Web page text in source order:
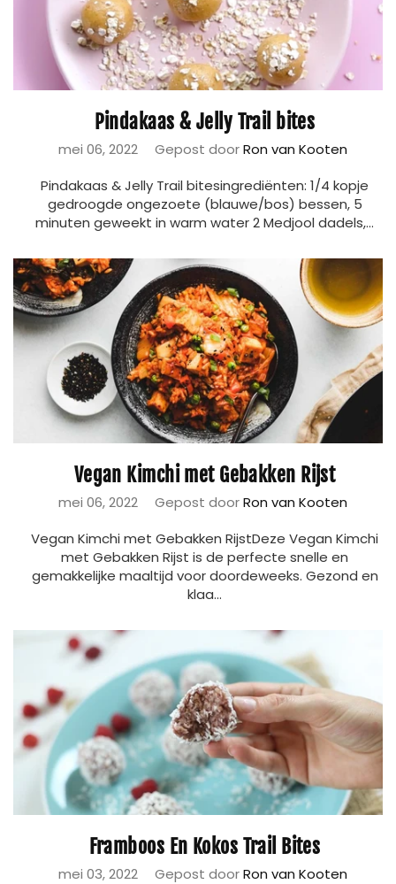
Pindakaas & Jelly Trail bites
mei 06, 2022 Gepost doorRon van Kooten
Pindakaas & Jelly Trail bitesingrediënten: 1/4 kopje
gedroogde ongezoete (blauwe/bos) bessen, 5
minuten geweekt in warm water 2 Medjool dadels,...
Vegan Kimchi met Gebakken Rijst
mei 06, 2022 Gepost doorRon van Kooten
Vegan Kimchi met Gebakken RijstDeze Vegan Kimchi
met Gebakken Rijst is de perfecte snelle en
gemakkelijke maaltijd voor doordeweeks. Gezond en
klaa...
Framboos En Kokos Trail Bites
mei 03, 2022 Gepost doorRon van Kooten